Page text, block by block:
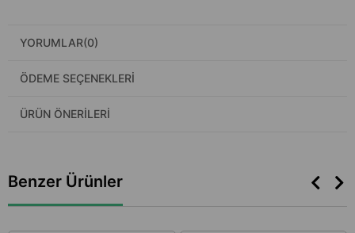
YORUMLAR(0)
ÖDEME SEÇENEKLERI
ÜRÜN ÖNERILERI
Benzer Ürünler